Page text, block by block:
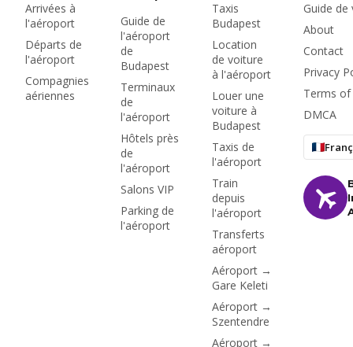
hongroise — plus le
choix entre la location
à l'aéroport ou en ville.
Arrivées à
l'aéroport
Départs de
l'aéroport
Compagnies
aériennes
Guide de
l'aéroport
de
Budapest
Terminaux
de
l'aéroport
Hôtels près
de
l'aéroport
Salons VIP
Parking de
l'aéroport
Taxis
Budapest
Location
de voiture
à l'aéroport
Louer une
voiture à
Budapest
Taxis de
l'aéroport
Train
depuis
l'aéroport
Transferts
aéroport
Aéroport →
Gare Keleti
Aéroport →
Szentendre
Aéroport →
Guide de
About
Contact
Privacy
Terms of
DMCA